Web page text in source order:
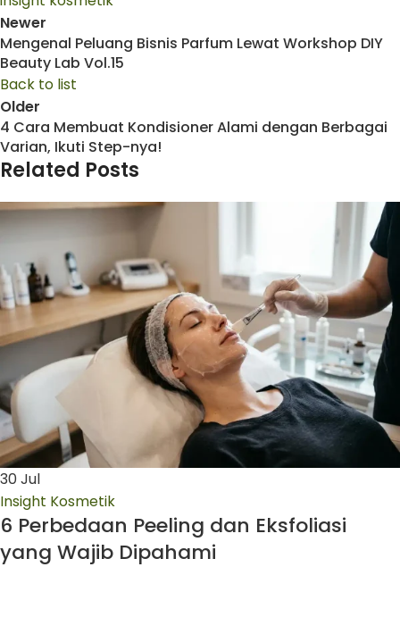
Newer
Mengenal Peluang Bisnis Parfum Lewat Workshop DIY
Beauty Lab Vol.15
Back to list
Older
4 Cara Membuat Kondisioner Alami dengan Berbagai
Varian, Ikuti Step-nya!
Related Posts
30Jul
Insight Kosmetik
6 Perbedaan Peeling dan Eksfoliasi
yang Wajib Dipahami